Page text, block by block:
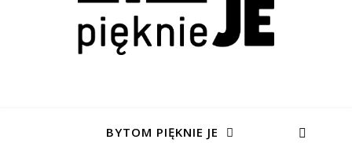
BYTOM PIĘKNIE JE